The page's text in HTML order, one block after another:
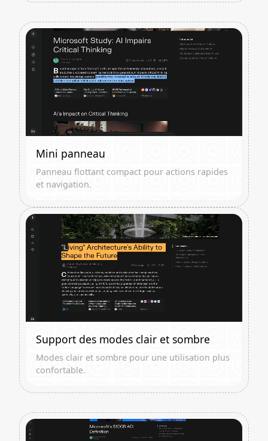
Mini panneau
Panneau flottant compact pour actions rapides
et navigation.
Support des modes clair et sombre
Modes clair et sombre pour une utilisation plus
confortable.